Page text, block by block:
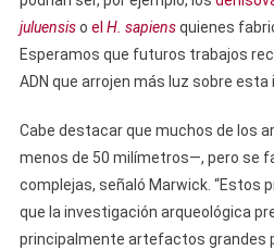
juluensiso el H. sapiensquienes
Esperamos que futuros trabajos
ADN que arrojen más luz sobre
Cabe destacar que muchos de los
menos de 50 milímetros—, pero se
complejas, señaló Marwick. “Estos
que la investigación arqueológica
principalmente artefactos grandes